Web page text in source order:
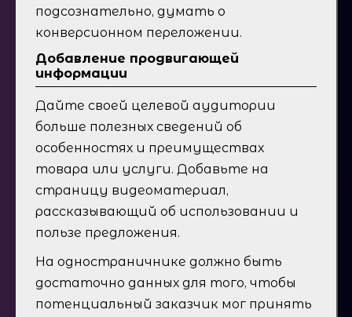
подсознательно, думать о
конверсионном переложении.
Добавление продвигающей
информации
Дайте своей целевой аудитории
больше полезных сведений об
особенностях и преимуществах
товара или услуги. Добавьте на
страницу видеоматериал,
рассказывающий об использовании и
пользе предложения.
На одностраничнике должно быть
достаточно данных для того, чтобы
потенциальный заказчик мог принять